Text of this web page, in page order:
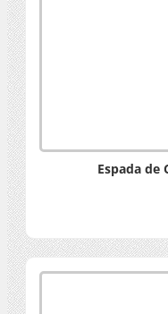
Espada de